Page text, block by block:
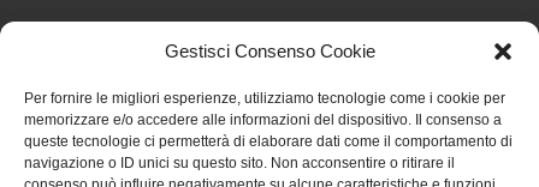
Gestisci Consenso Cookie
Per fornire le migliori esperienze, utilizziamo tecnologie come i cookie per
memorizzare e/o accedere alle informazioni del dispositivo. Il consenso a
queste tecnologie ci permetterà di elaborare dati come il comportamento di
navigazione o ID unici su questo sito. Non acconsentire o ritirare il
Effatà Editrice di Pellegrino Paolo SAS
C.F. e P.IVA 09655250018
Via Tre Denti, 1 - 10060 Cantalupa (TO)
Telefono: (+39) 0121 353452 - Fax: (+39) 0121 353839